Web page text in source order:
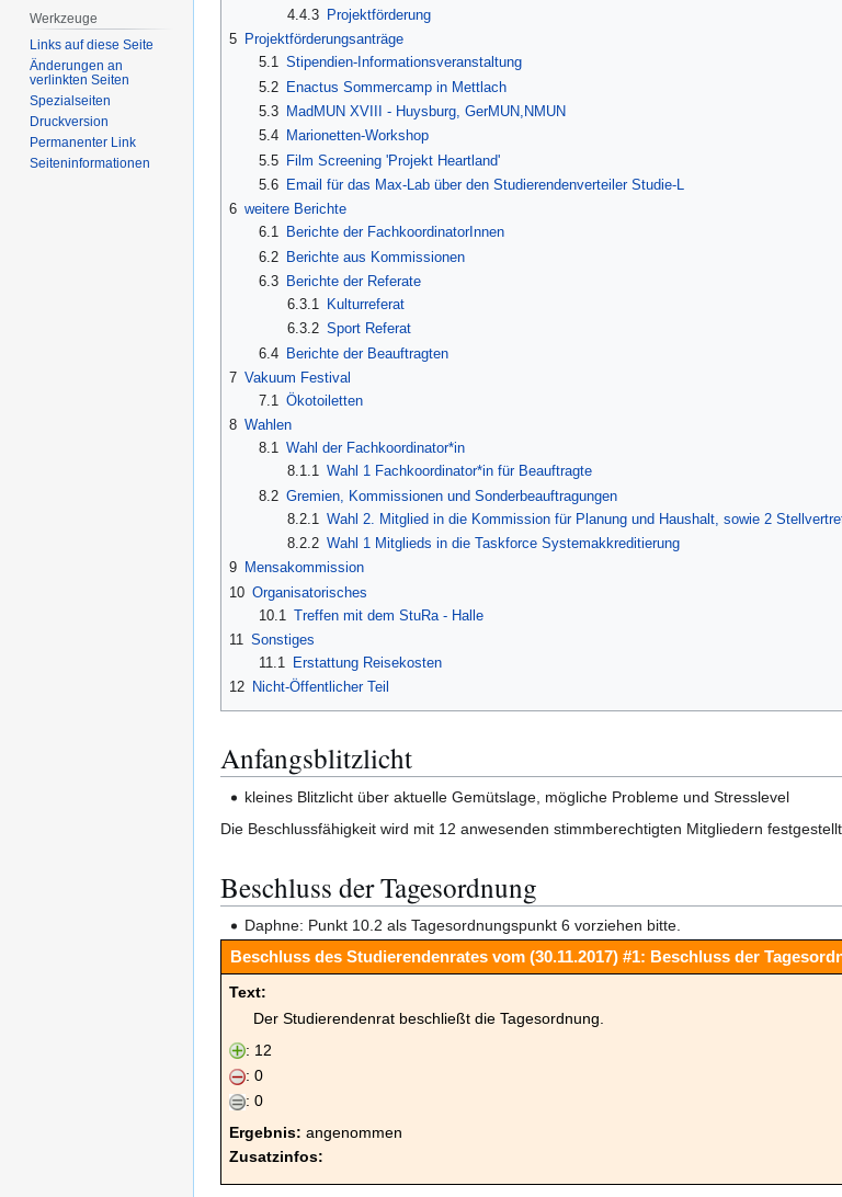
4.4.3 Projektförderung
5 Projektförderungsanträge
5.1 Stipendien-Informationsveranstaltung
5.2
Enactus Sommercamp in Mettlach
5.3
MadMUN XVIII - Huysburg, GerMUN,NMUN
5.4
Marionetten-Workshop
5.5 Film Screening 'Projekt Heartland'
5.6
Email für das Max-Lab über den Studierendenverteiler Studie-L
6 weitere Berichte
6.1
Berichte der FachkoordinatorInnen
6.2 Berichte aus Kommissionen
6.3
Berichte der Referate
6.3.1 Kulturreferat
6.3.2 Sport Referat
6.4 Berichte der Beauftragten
7 Vakuum Festival
7.1 Ökotoiletten
8 Wahlen
8.1 Wahl der Fachkoordinator*in
8.1.1 Wahl 1 Fachkoordinator*in für Beauftragte
8.2 Gremien, Kommissionen und Sonderbeauftragungen
8.2.1
Wahl 2. Mitglied in die Kommission für Planung und Haushalt, sowie 2
8.2.2 Wahl 1 Mitglieds in die Taskforce Systemakkreditierung
9 Mensakommission
10 Organisatorisches
10.1 Treffen mit dem StuRa - Halle
11 Sonstiges
11.1
Erstattung Reisekosten
12 Nicht-Öffentlicher Teil
Anfangsblitzlicht
kleines Blitzlicht über aktuelle Gemütslage, mögliche Probleme und Stresslevel
Die Beschlussfähigkeit wird mit 12 anwesenden stimmberechtigten Mitgliedern festgestellt.
Beschluss der Tagesordnung
Daphne: Punkt 10.2 als Tagesordnungspunkt 6 vorziehen bitte.
Beschluss des Studierendenrates vom (30.11.2017) #1: Beschluss der
Text:
Der Studierendenrat beschließt die Tagesordnung.
: 12
: 0
: 0
Ergebnis: angenommen
Zusatzinfos:
Werkzeuge
Links auf diese Seite
Änderungen an
verlinkten Seiten
Spezialseiten
Druckversion
Permanenter Link
Seiten­­informationen